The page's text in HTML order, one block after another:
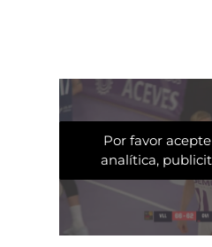
Por favor
analítica,